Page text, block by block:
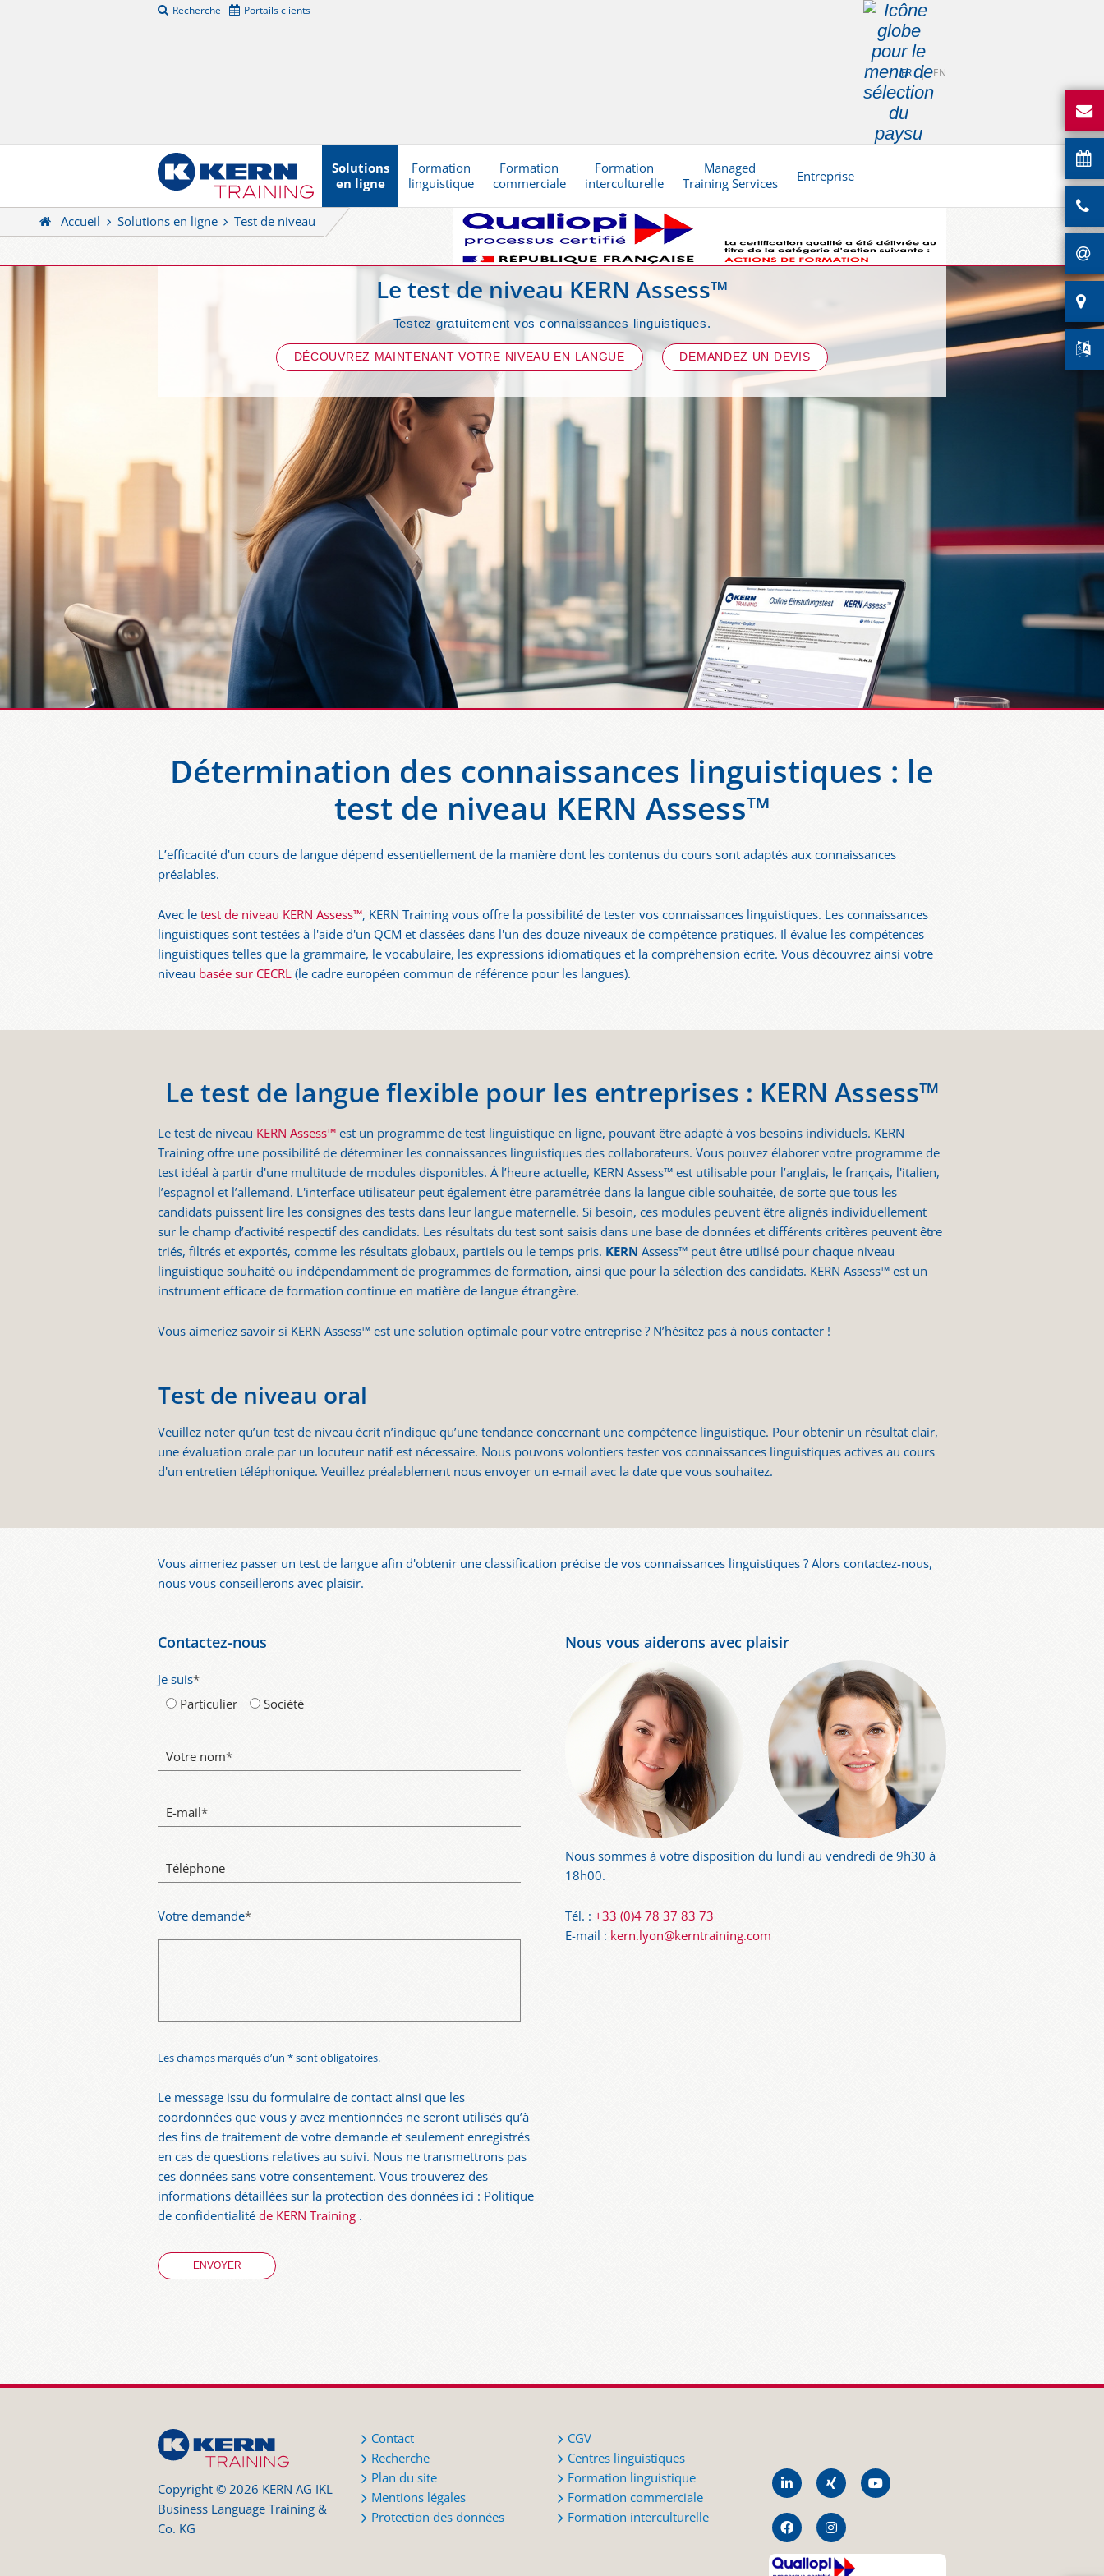
Recherche Portails clients
FR EN
Solutions
en ligne
Formation
linguistique
Formation
commerciale
Formation
interculturelle
Managed
Training Services
Entreprise
Accueil Solutions en ligne Test de niveau
Le test de niveau KERN Assess™
Testez gratuitement vos connaissances linguistiques.
DÉCOUVREZ MAINTENANT VOTRE NIVEAU EN LANGUE DEMANDEZ UN DEVIS
Détermination des connaissances linguistiques : le
test de niveau KERN Assess™
L’efficacité d'un cours de langue dépend essentiellement de la manière dont les contenus du cours sont adaptés aux connaissances
préalables.
Avec letest de niveau KERN Assess™, KERN Training vous offre la possibilité de tester vos connaissances linguistiques. Les connaissances
linguistiques sont testées à l'aide d'un QCM et classées dans l'un des douze niveaux de compétence pratiques. Il évalue les compétences
linguistiques telles que la grammaire, le vocabulaire, les expressions idiomatiques et la compréhension écrite. Vous découvrez ainsi votre
niveau basée sur CECRL(le cadre européen commun de référence pour les langues).
Le test de langue flexible pour les entreprises : KERN Assess™
Le test de niveau KERN Assess™est un programme de test linguistique en ligne, pouvant être adapté à vos besoins individuels. KERN
Training offre une possibilité de déterminer les connaissances linguistiques des collaborateurs. Vous pouvez élaborer votre programme de
test idéal à partir d'une multitude de modules disponibles. À l’heure actuelle, KERN Assess™ est utilisable pour l’anglais, le français, l'italien,
l’espagnol et l’allemand. L'interface utilisateur peut également être paramétrée dans la langue cible souhaitée, de sorte que tous les
candidats puissent lire les consignes des tests dans leur langue maternelle. Si besoin, ces modules peuvent être alignés individuellement
sur le champ d’activité respectif des candidats. Les résultats du test sont saisis dans une base de données et différents critères peuvent être
triés, filtrés et exportés, comme les résultats globaux, partiels ou le temps pris. KERN Assess™ peut être utilisé pour chaque niveau
linguistique souhaité ou indépendamment de programmes de formation, ainsi que pour la sélection des candidats. KERN Assess™ est un
instrument efficace de formation continue en matière de langue étrangère.
Vous aimeriez savoir si KERN Assess™ est une solution optimale pour votre entreprise ? N’hésitez pas à nous contacter !
Test de niveau oral
Veuillez noter qu’un test de niveau écrit n’indique qu’une tendance concernant une compétence linguistique. Pour obtenir un résultat clair,
une évaluation orale par un locuteur natif est nécessaire. Nous pouvons volontiers tester vos connaissances linguistiques actives au cours
d'un entretien téléphonique. Veuillez préalablement nous envoyer un e-mail avec la date que vous souhaitez.
Vous aimeriez passer un test de langue afin d'obtenir une classification précise de vos connaissances linguistiques ? Alors contactez-nous,
nous vous conseillerons avec plaisir.
Contactez-nous
Je suis*
Particulier
Société
Votre nom*
E-mail*
Téléphone
Votre demande*
Les champs marqués d’un * sont obligatoires.
Le message issu du formulaire de contact ainsi que les
coordonnées que vous y avez mentionnées ne seront utilisés qu’à
des fins de traitement de votre demande et seulement enregistrés
en cas de questions relatives au suivi. Nous ne transmettrons pas
ces données sans votre consentement. Vous trouverez des
informations détaillées sur la protection des données ici : Politique
de confidentialitéde KERN Training .
Nous vous aiderons avec plaisir
Nous sommes à votre disposition du lundi au vendredi de 9h30 à
18h00.
Tél. : +33 (0)4 78 37 83 73
E-mail : kern.lyon@kerntraining.com
Copyright © 2026 KERN AG IKL
Business Language Training &
Co. KG
Contact
Recherche
Plan du site
Mentions légales
Protection des données
CGV
Centres linguistiques
Formation linguistique
Formation commerciale
Formation interculturelle